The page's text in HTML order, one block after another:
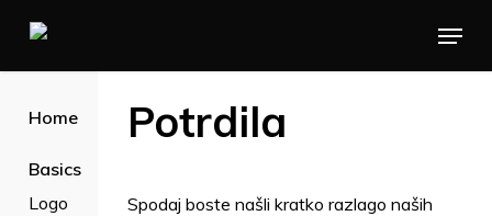
content
Menu
Home
Basics
Logo
Potrdila
Spodaj boste našli kratko razlago naših